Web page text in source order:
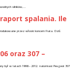
silników,...
spalania. Ile
przez włoski koncern Fiata. Dziś
oraz 307 –
był w latach 1998 – 2012. natomiast Peugeot 307